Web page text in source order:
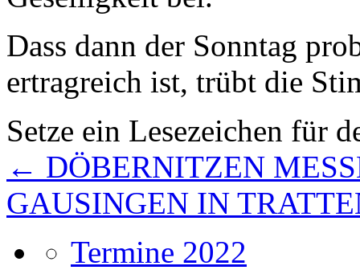
Dass dann der Sonntag
ertragreich ist, trübt die
Setze ein Lesezeichen für
← DÖBERNITZEN
GAUSINGEN IN
Termine 2022